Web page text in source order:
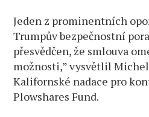
Jeden z prominentních
Trumpův bezpečnostní
přesvědčen, že smlouva
možnosti,” vysvětlil
Kalifornské nadace pro
Plowshares Fund.